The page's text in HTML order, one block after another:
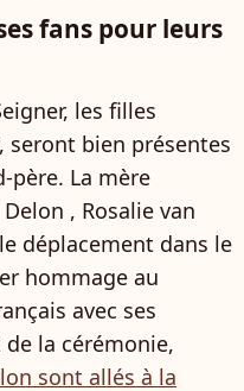
fans pour leurs
les filles
seront bien présentes
père. La mère
, Rosalie van
déplacement dans le
hommage au
avec ses
la cérémonie,
sont allés à la